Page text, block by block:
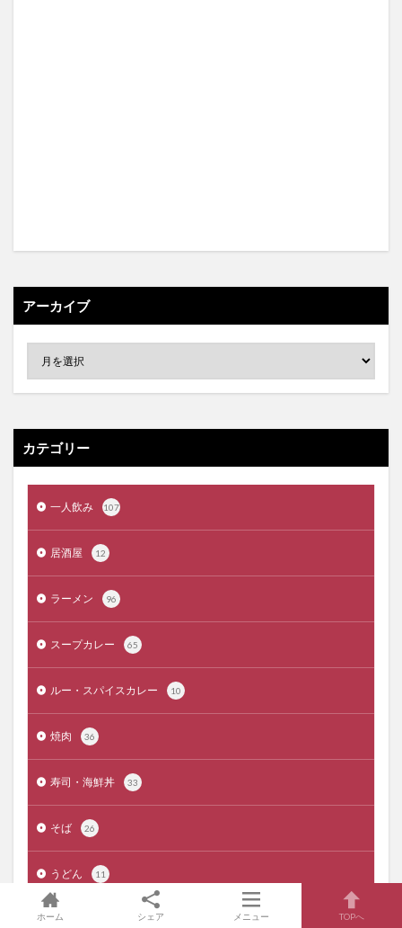
アーカイブ
カテゴリー
一人飲み 107
居酒屋 12
ラーメン 96
スープカレー 65
ルー・スパイスカレー 10
焼肉 36
寿司・海鮮丼 33
そば 26
うどん 11
和食
ホーム シェア メニュー TOPへ